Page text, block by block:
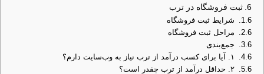
ثبت فروشگاه در ترب
شرایط ثبت فروشگاه
مراحل ثبت فروشگاه
جمع‌بندی
۲. حداقل درآمد از ترب چقدر است؟